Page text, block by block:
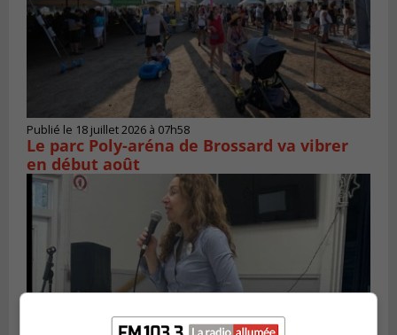
Publié le 18 juillet 2026 à 07h58
Le parc Poly-aréna de Brossard va vibrer
en début août